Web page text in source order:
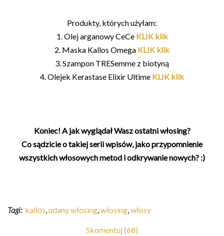
Produkty, których użyłam:
1. Olej arganowy CeCe KLIK klik
2. Maska Kallos Omega KLIK klik
3. Szampon TRESemme z biotyną
4. Olejek Kerastase Elixir Ultime KLIK klik
Koniec! A jak wyglądał Wasz ostatni włosing?
Co sądzicie o takiej serii wpisów, jako przypomnienie
wszystkich włosowych metod i odkrywanie nowych? :)
Tagi: kallos udany włosing włosing włosy
Skomentuj (68)